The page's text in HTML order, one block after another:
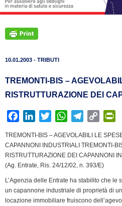
10.01.2003 - TRIBUTI
TREMONTI-BIS –
RISTRUTTURAZIONE DEI
c
e
b
o
k
n
k
e
d
I
n
t
t
e
r
W
a
t
s
A
p
p
l
e
g
a
m
C
p
y
L
n
k
i
n
r
i
TREMONTI-BIS – AGEVOLABILI LE
CAPANNONI INDUSTRIALI TREMONTI-
RISTRUTTURAZIONE DEI CAPANNONI
(Ag. Entrate, Ris. 24/12/02, n. 393/E)
L’Agenzia delle Entrate ha stabilito che le
un capannone industriale di proprietà di
locazione immobiliare fruiscono